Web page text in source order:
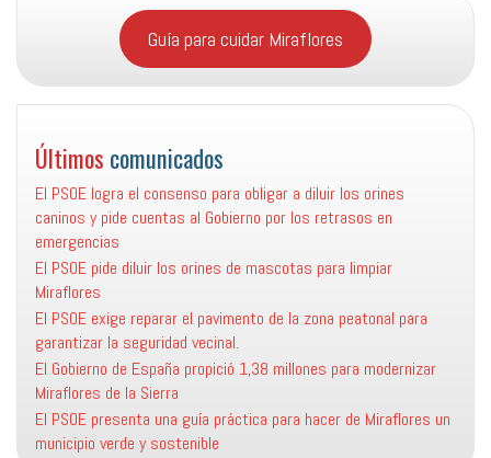
Guía para cuidar Miraflores
Últimos comunicados
El PSOE logra el consenso para obligar a diluir los orines
caninos y pide cuentas al Gobierno por los retrasos en
emergencias
El PSOE pide diluir los orines de mascotas para limpiar
Miraflores
El PSOE exige reparar el pavimento de la zona peatonal para
garantizar la seguridad vecinal.
El Gobierno de España propició 1,38 millones para modernizar
Miraflores de la Sierra
El PSOE presenta una guía práctica para hacer de Miraflores un
municipio verde y sostenible